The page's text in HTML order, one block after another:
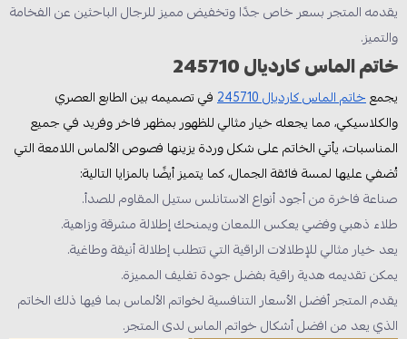
يقدمه المتجر بسعر خاص جدًا وتخفيض مميز للرجال الباحثين عن الفخامة
والتميز.
خاتم الماس كارديال 245710
يجمعخاتم الماس كارديال 245710
في تصميمه بين الطابع العصري
والكلاسيكي، مما يجعله خيار مثالي للظهور بمظهر فاخر وفريد في جميع
المناسبات، يأتي الخاتم على شكل وردة يزينها فصوص الألماس اللامعة التي
تُضفي عليها لمسة فائقة الجمال، كما يتميز أيضًا بالمزايا التالية:
صناعة فاخرة من أجود أنواع الاستانلس ستيل المقاوم للصدأ.
طلاء ذهبي وفضي يعكس اللمعان ويمنحك إطلالة مشرقة وزاهية.
يعد خيار مثالي للإطلالات الراقية التي تتطلب إطلالة أنيقة وطاغية.
يمكن تقديمه هدية راقية بفضل جودة تغليف المميزة.
يقدم المتجر أفضل الأسعار التنافسية لخواتم الألماس بما فيها ذلك الخاتم
الذي يعد من افضل أشكال خواتم الماس لدى المتجر.